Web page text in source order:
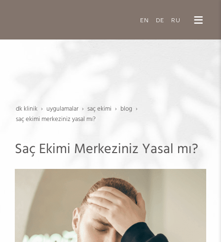
EN DE RU
dk klinik uygulamalar saç eki̇mi̇
blog
saç ekimi merkeziniz yasal mı?
Saç Ekimi Merkeziniz Yasal mı?